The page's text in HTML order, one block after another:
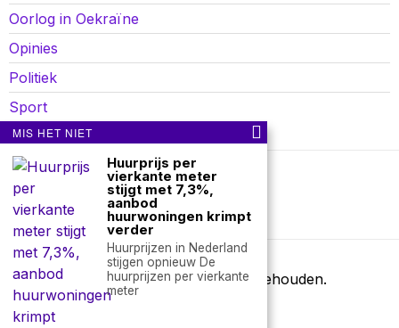
Oorlog in Oekraïne
Opinies
Politiek
Sport
Over ons
nieuwsimpuls.online
2026- Alle rechten voorbehouden.
nieuwsimpuls.online
MIS HET NIET
Huurprijs per
vierkante meter
stijgt met 7,3%,
aanbod
huurwoningen krimpt
verder
Huurprijzen in Nederland
stijgen opnieuw De
huurprijzen per vierkante
meter